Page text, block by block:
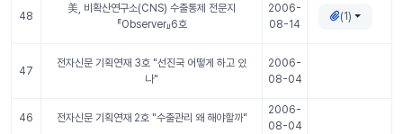
48
美, 비확산연구소(CNS) 수출통제 전문지
『Observer』6호
2006-
08-14
(1)
47
전자신문 기획연재 3호 "선진국 어떻게 하고 있
나"
2006-
08-04
46 전자신문 기획연재 2호 "수출관리 왜 해야할까"
2006-
08-04